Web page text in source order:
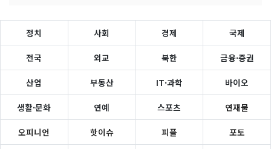
정치 사회 경제 국제
전국 외교 북한 금융·증권
산업 부동산 IT·과학 바이오
생활·문화 연예 스포츠 연재물
오피니언 핫이슈 피플 포토